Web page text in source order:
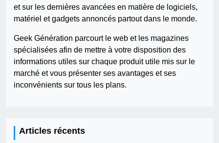
et sur les dernières avancées en matière de logiciels,
matériel et gadgets annoncés partout dans le monde.
Geek Génération parcourt le web et les magazines
spécialisées afin de mettre à votre disposition des
informations utiles sur chaque produit utile mis sur le
marché et vous présenter ses avantages et ses
inconvénients sur tous les plans.
Articles récents